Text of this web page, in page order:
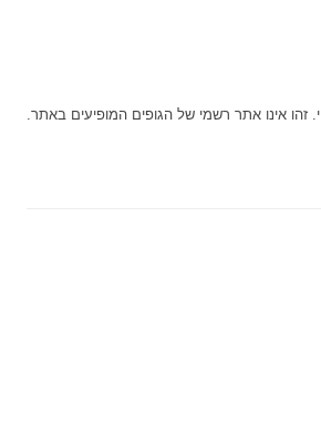
זהו אינו אתר רשמי של הגופים המופיעים באתר.